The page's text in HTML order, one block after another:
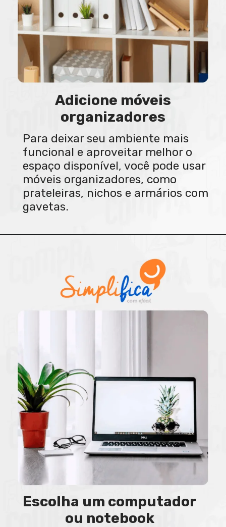
Adicione móveis
organizadores
Para deixar seu ambiente mais
funcional e aproveitar melhor o
espaço disponível, você pode usar
móveis organizadores, como
prateleiras, nichos e armários com
gavetas.
Escolha um computador
ou notebook